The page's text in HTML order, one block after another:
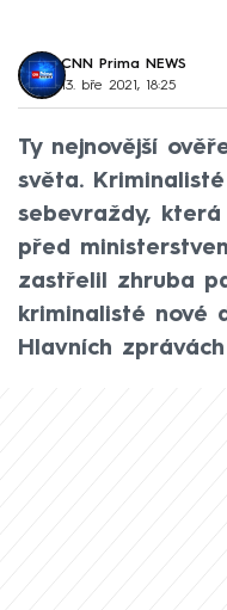
CNN Prima NEWS
13. bře 2021, 18:25
Ty nejnovější
světa.
sebevraždy,
před
zastřelil zhruba
kriminalisté nové
Hlavních zprávách